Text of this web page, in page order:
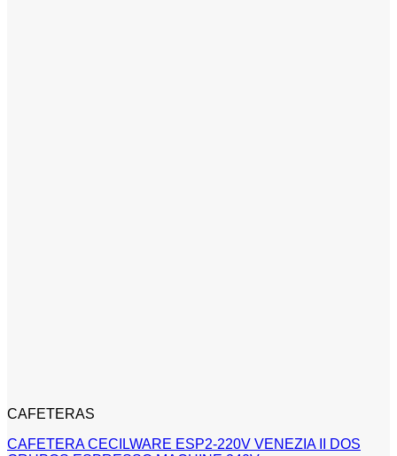
CAFETERAS
CAFETERA CECILWARE ESP2-220V VENEZIA II DOS